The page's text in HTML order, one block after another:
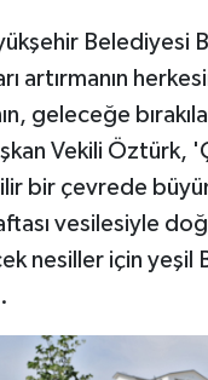
Belediyesi
artırmanın
geleceğe
Vekili Öztürk,
bir çevrede
vesilesiyle
nesiller için